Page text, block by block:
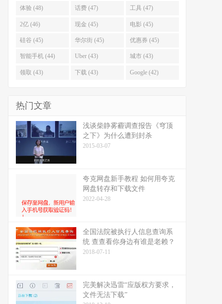
体验 (48) 话费 (47) 工具 (47)
2亿 (46) 现金 (45) 电影 (45)
硅谷 (45) 华尔街 (45) 优惠券 (45)
智能手机 (44) Uber (43) 城市 (43)
领取 (43) 下载 (43) Google (42)
热门文章
浅谈柴静雾霾调查报告《穹顶
之下》为什么遭到封杀
2015-03-07
夸克网盘新手教程 如何用夸克
网盘转存和下载文件
2022-04-28
全国法院被执行人信息查询系
统 查查看你身边有谁是老赖？
2018-07-11
完美解决迅雷“应版权方要求，
文件无法下载”